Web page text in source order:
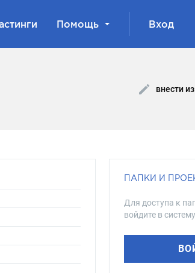
Помощь Вход
внести
ПАПКИ И
Для доступа к
войдите в систему